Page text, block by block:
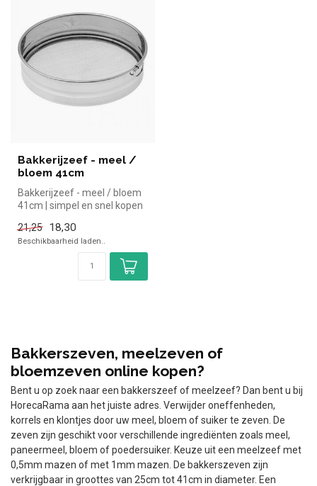
Bakkerijzeef - meel /
bloem 41cm
Bakkerijzeef - meel / bloem
41cm | simpel en snel kopen
21,25
18,30
Beschikbaarheid laden..
Bakkerszeven, meelzeven of
bloemzeven online kopen?
Bent u op zoek naar een bakkerszeef of meelzeef? Dan bent u bij
HorecaRama aan het juiste adres. Verwijder oneffenheden,
korrels en klontjes door uw meel, bloem of suiker te zeven. De
zeven zijn geschikt voor verschillende ingrediënten zoals meel,
paneermeel, bloem of poedersuiker. Keuze uit een meelzeef met
0,5mm mazen of met 1mm mazen. De bakkerszeven zijn
verkrijgbaar in groottes van 25cm tot 41cm in diameter. Een